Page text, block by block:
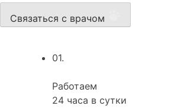
Связаться с врачом
01.
Работаем
24 часа в сутки